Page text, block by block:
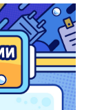
регион